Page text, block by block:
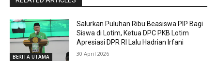
BERITA UTAMA
Salurkan Puluhan Ribu Beasiswa PIP Bagi
Siswa di Lotim, Ketua DPC PKB Lotim
Apresiasi DPR RI Lalu Hadrian Irfani
30 April 2026